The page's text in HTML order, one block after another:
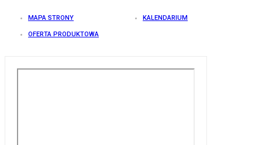
MAPA STRONY KALENDARIUM
OFERTA PRODUKTOWA